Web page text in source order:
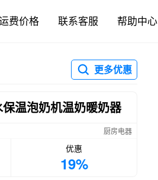
费价格 联系客服 帮助中心
更多优惠
温泡奶机温奶暖奶器
厨房电器
优惠
19%